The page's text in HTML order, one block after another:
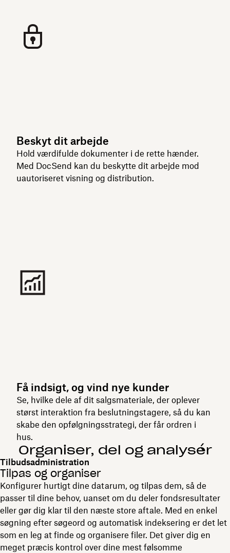
Beskyt dit arbejde
Hold værdifulde dokumenter i de rette hænder.
Med DocSend kan du beskytte dit arbejde mod
uautoriseret visning og distribution.
Få indsigt, og vind nye kunder
Se, hvilke dele af dit salgsmateriale, der oplever
størst interaktion fra beslutningstagere, så du kan
skabe den opfølgningsstrategi, der får ordren i
hus.
Organiser, del og analysér
Tilbudsadministration
Tilpas og organiser
Konfigurer hurtigt dine datarum, og tilpas dem, så de
passer til dine behov, uanset om du deler fondsresultater
eller gør dig klar til den næste store aftale. Med en enkel
søgning efter søgeord og automatisk indeksering er det let
som en leg at finde og organisere filer. Det giver dig en
meget præcis kontrol over dine mest følsomme